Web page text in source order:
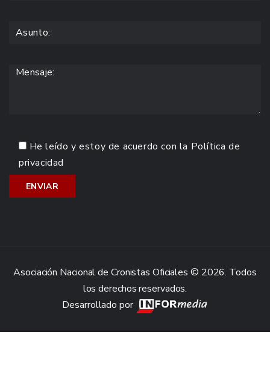
He leído y estoy de acuerdo con la Política de
privacidad
Asociación Nacional de Cronistas Oficiales © 2026. Todos
los derechos reservados.
Desarrollado por